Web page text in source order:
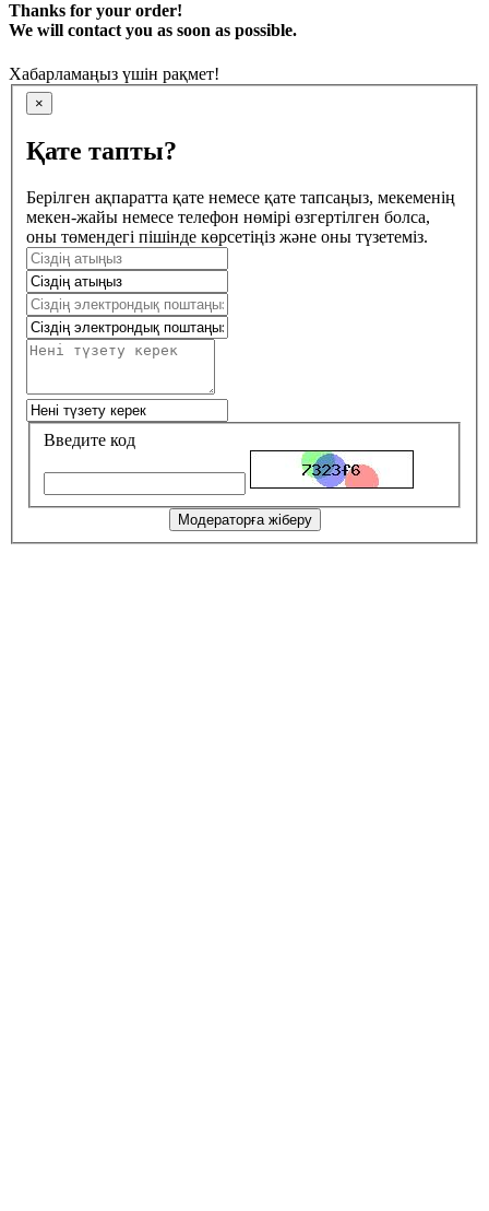
Thanks for your order!
We will contact you as soon as possible.
Хабарламаңыз үшін рақмет!
×
Қате тапты?
Берілген ақпаратта қате немесе қате тапсаңыз, мекеменің
мекен-жайы немесе телефон нөмірі өзгертілген болса,
оны төмендегі пішінде көрсетіңіз және оны түзетеміз.
Введите код
Модераторға жіберу